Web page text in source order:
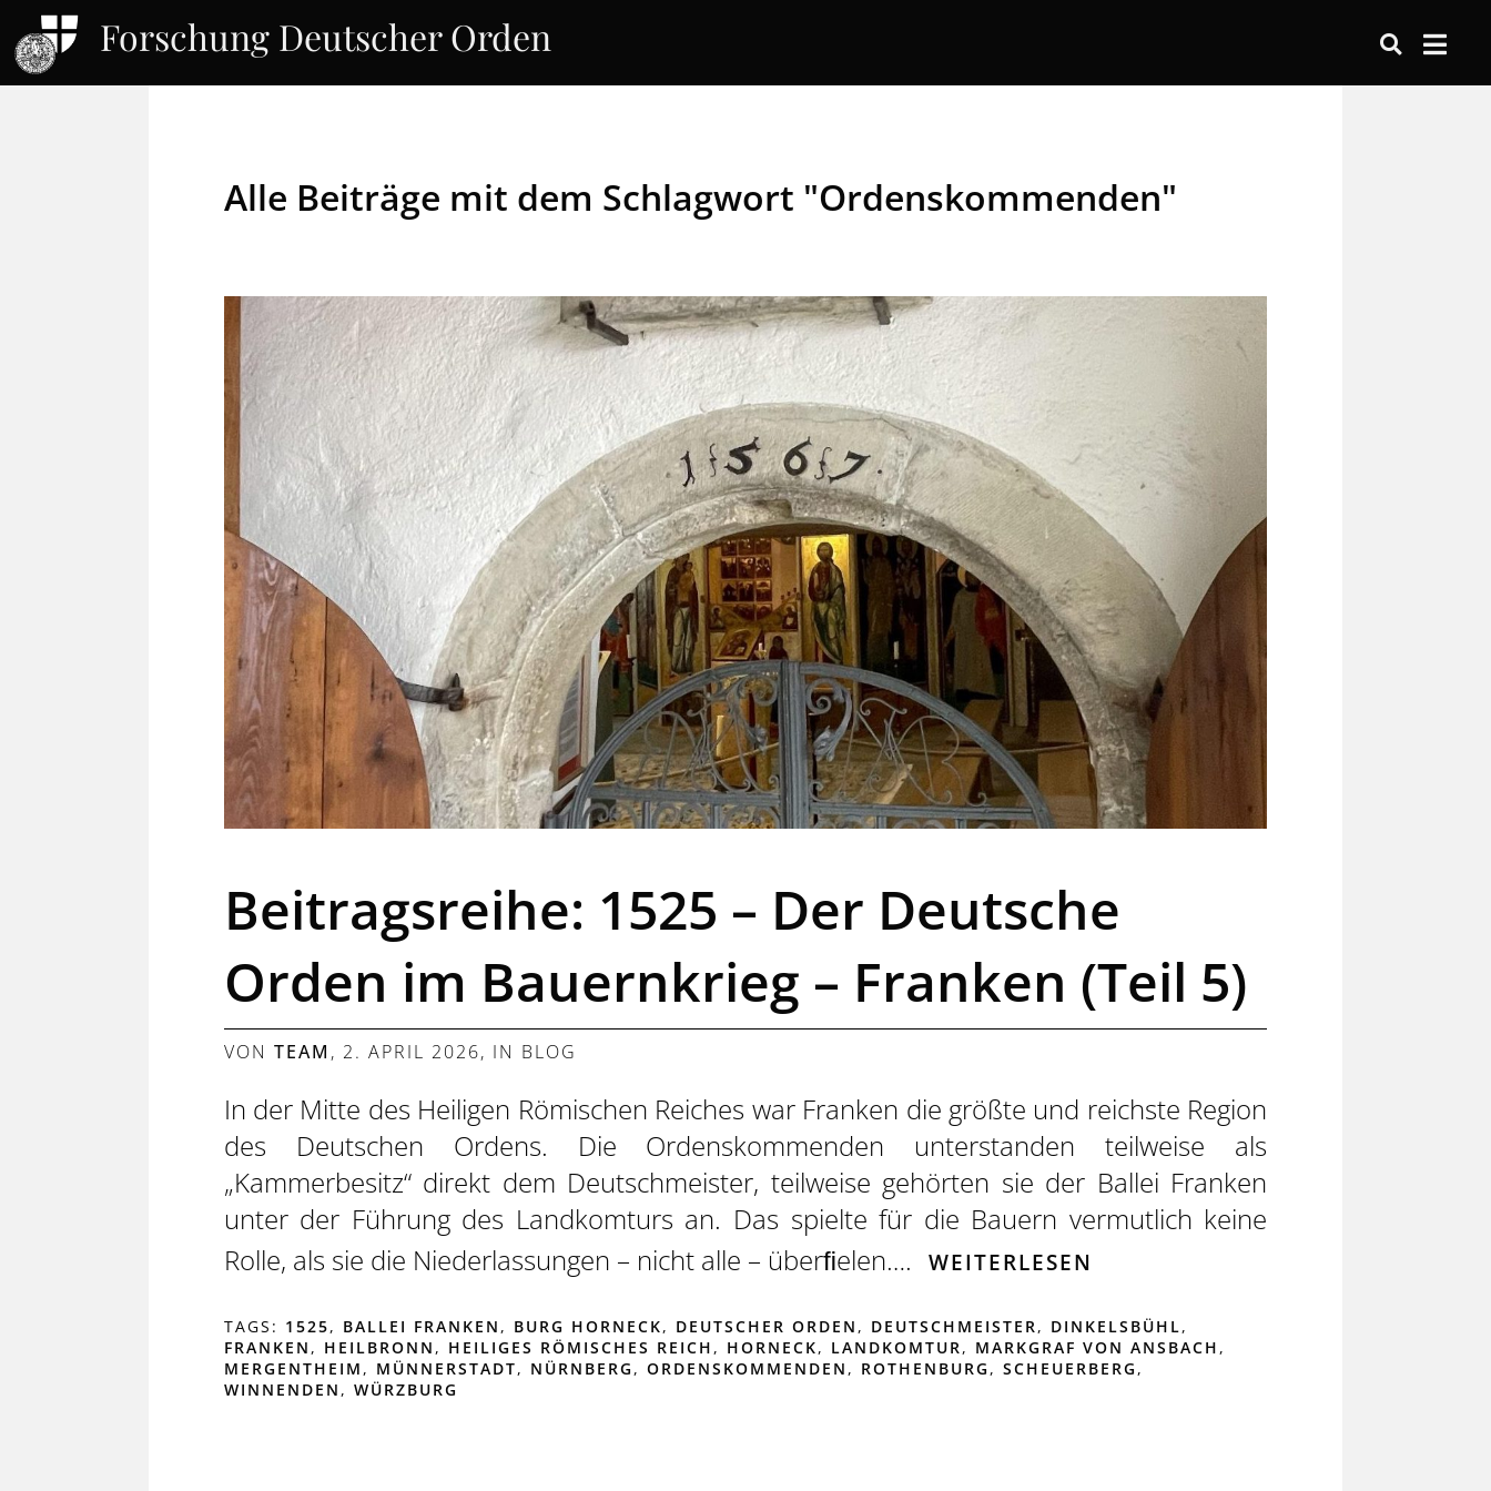
Forschung Deutscher Orden
Alle Beiträge mit dem Schlagwort "Ordenskommenden"
Beitragsreihe: 1525 – Der Deutsche
Orden im Bauernkrieg – Franken (Teil 5)
VON TEAM , 2. APRIL 2026, IN BLOG
In der Mitte des Heiligen Römischen Reiches war Franken die größte und reichste Region
des Deutschen Ordens. Die Ordenskommenden unterstanden teilweise als
„Kammerbesitz“ direkt dem Deutschmeister, teilweise gehörten sie der Ballei Franken
unter der Führung des Landkomturs an. Das spielte für die Bauern vermutlich keine
Rolle, als sie die Niederlassungen – nicht alle – überﬁelen….
WEITERLESEN
TAGS: 1525, BALLEI FRANKEN , BURG HORNECK, DEUTSCHER ORDEN , DEUTSCHMEISTER , DINKELSBÜHL ,
FRANKEN , HEILBRONN , HEILIGES RÖMISCHES REICH , HORNECK, LANDKOMTUR , MARKGRAF VON ANSBACH ,
MERGENTHEIM , MÜNNERSTADT, NÜRNBERG , ORDENSKOMMENDEN , ROTHENBURG , SCHEUERBERG ,
WINNENDEN , WÜRZBURG